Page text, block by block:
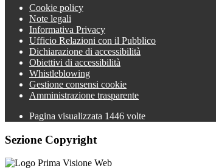
Cookie policy
Note legali
Informativa Privacy
Ufficio Relazioni con il Pubblico
Dichiarazione di accessibilità
Obiettivi di accessibilità
Whistleblowing
Gestione consensi cookie
Amministrazione trasparente
Pagina visualizzata 1446 volte
Sezione Copyright